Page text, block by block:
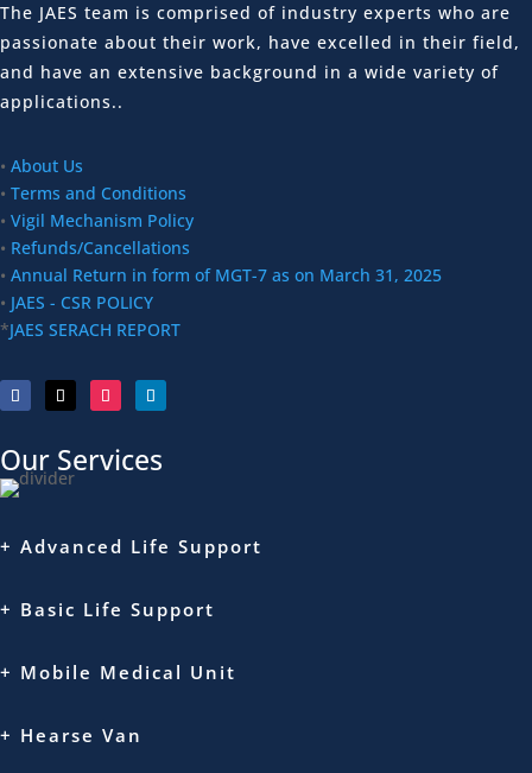
The JAES team is comprised of industry experts who are
passionate about their work, have excelled in their field,
and have an extensive background in a wide variety of
applications..
• About Us
• Terms and Conditions
• Vigil Mechanism Policy
• Refunds/Cancellations
• Annual Return in form of MGT-7 as on March 31, 2025
• JAES - CSR POLICY
*JAES SERACH REPORT
Our Services
+ Advanced Life Support
+ Basic Life Support
+ Mobile Medical Unit
+ Hearse Van